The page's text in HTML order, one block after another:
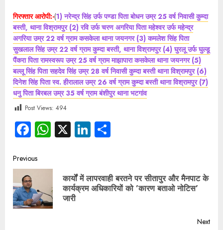
गिरफ्तार आरोपी:-(1) नरेन्द्र सिंह उर्फ पण्डा पिता बोधन उम्र 25 वर्ष निवासी कुम्दा
बस्ती, थाना विश्रामपुर (2) रवि उर्फ चरण अगरिया पिता महेश्वर उर्फ महेन्द्र
अगरिया उम्र 22 वर्ष ग्राम कसकेला थाना जयनगर (3) कमलेश सिंह पिता
सुखलाल सिंह उम्र 22 वर्ष ग्राम कुम्दा बस्ती, थाना विश्रामपुर (4) घुरलू उर्फ घुल्डू
पैंकरा पिता रामस्वरूप उम्र 25 वर्ष ग्राम माझापारा कसकेला थाना जयनगर (5)
बल्लू सिंह पिता सहदेव सिंह उम्र 28 वर्ष निवासी कुम्दा बस्ती थाना विश्रामपुर (6)
दिनेश सिंह पिता स्व. हीरालाल उम्र 26 वर्ष ग्राम कुम्दा बस्ती थाना विश्रामपुर (7)
धनु पिता बिरबल उम्र 35 वर्ष ग्राम बंशीपुर थाना भटगांव
Post Views: 494
Facebook
WhatsApp
X LinkedIn
Previous
कार्यों में लापरवाही बरतने पर सीतापुर और मैनपाट के
कार्यक्रम अधिकारियों को ’कारण बताओ नोटिस’
जारी
Next